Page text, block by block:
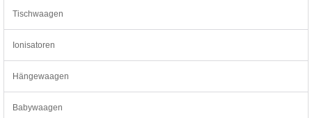
Tischwaagen
Ionisatoren
Hängewaagen
Babywaagen